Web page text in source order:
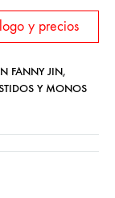
y precios
FANNY JIN,
Y MONOS